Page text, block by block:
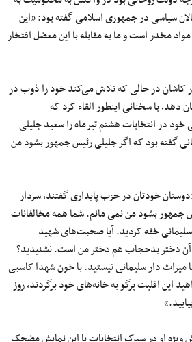
سیاسی در جمهوری اسلامی گفته بود: «این
مخدر است و ما به مقابله با این معضل افتخار
در حالی که تلاش می‌کند خود را ذوب در
با سخنانی اینطور القاء کرد که
در انتخابات هشتم تیرماه را سعید جلیلی
گفته بود که اگر جلیلی رئیس جمهور بشود من
خودتان در حزب پایداری گفتند، سردار
جمهور بشود من نمی مانم. شما همه مخالفانات
خفه کردید. آیا صحبت‌های شهید
آن دختر بدحجاب هم دختر من است. نشنیدید؟
میراث دار سلیمانی نیستید. با خون شهدا کاسبی
این اقلیت پرگو به خانه‌های خود برگردند، روز
ویژه او در سیرک انتخابات با این نمایش مضحک